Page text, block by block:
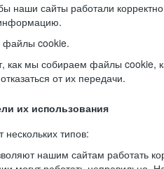
наши сайты работали
файлы cookie.
как мы собираем файлы cookie,
от их передачи.
их использования
типов:
нашим сайтам работать